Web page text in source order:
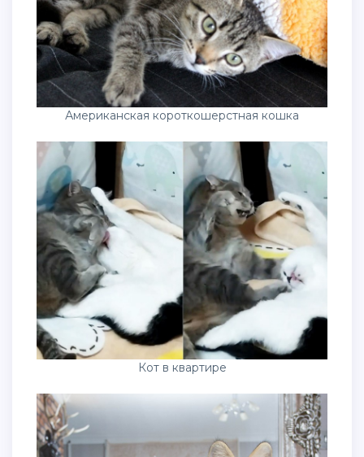
Американская короткошерстная кошка
Кот в квартире